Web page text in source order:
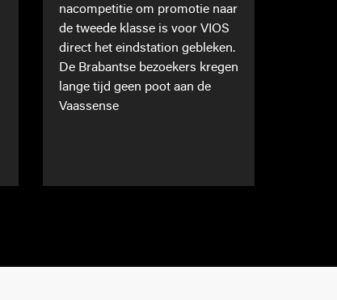
nacompetitie om promotie naar
de tweede klasse is voor VIOS
direct het eindstation gebleken.
De Brabantse bezoekers kregen
lange tijd geen poot aan de
Vaassense